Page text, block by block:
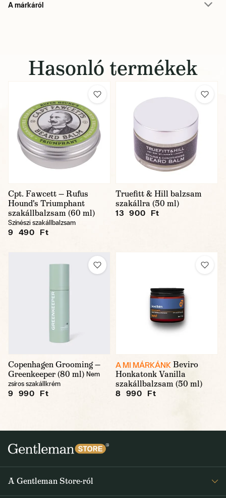
A márkáról
Hasonló termékek
Cpt. Fawcett — Rufus
Hound's Triumphant
szakállbalzsam (60 ml)
Színészi szakállbalzsam
9 490 Ft
Truefitt & Hill balzsam
szakállra (50 ml)
13 900 Ft
Copenhagen Grooming —
Greenkeeper (80 ml) Nem
zsíros szakállkrém
9 990 Ft
A MI MÁRKÁNK Beviro
Honkatonk Vanilla
szakállbalzsam (50 ml)
8 990 Ft
A Gentleman Store-ról